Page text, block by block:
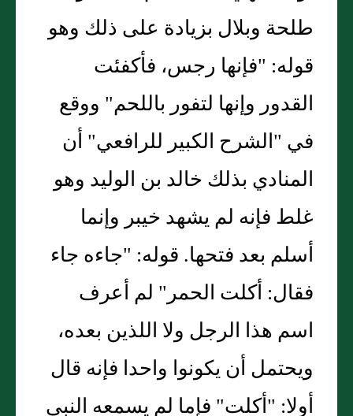
طلحة وبلال بزيادة على ذلك وهو
قوله: "فإنها رجس، فأكفئت
القدور وإنها لتفور باللحم" ووقع
في "الشرح الكبير للرافعي" أن
المنادي بذلك خالد بن الوليد وهو
غلط فإنه لم يشهد خيبر وإنما
أسلم بعد فتحها. قوله: "جاءه جاء
فقال: أكلت الحمر" لم أعرف
اسم هذا الرجل ولا اللذين بعده،
ويحتمل أن يكونوا واحدا فإنه قال
أولا: "أكلت" فإما لم يسمعه النبي